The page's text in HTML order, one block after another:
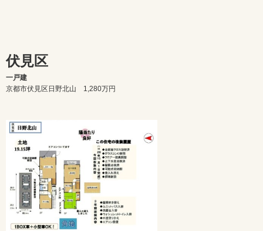
伏見区
一戸建
京都市伏見区日野北山 1,280万円